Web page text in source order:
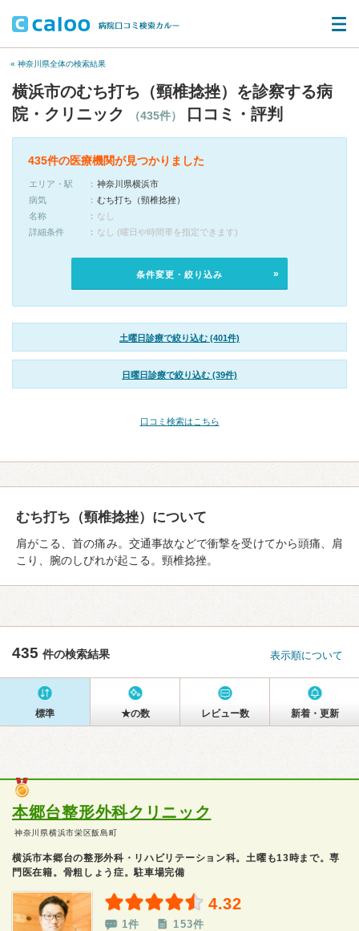
« 神奈川県全体の検索結果
横浜市のむち打ち（頸椎捻挫）を診察する病
院・クリニック
（435件） 口コミ・評判
435件の医療機関が見つかりました
エリア・駅
神奈川県横浜市
病気
むち打ち（頸椎捻挫）
名称
なし
詳細条件
なし (曜日や時間帯を指定できます)
条件変更・絞り込み
土曜日診療で絞り込む (401件)
日曜日診療で絞り込む (39件)
口コミ検索はこちら
むち打ち（頸椎捻挫）について
肩がこる、首の痛み。交通事故などで衝撃を受けてから頭痛、肩
こり、腕のしびれが起こる。頸椎捻挫。
435 件の検索結果 表示順について
標準 ★の数 レビュー数 新着・更新
本郷台整形外科クリニック
神奈川県横浜市栄区飯島町
横浜市本郷台の整形外科・リハビリテーション科。土曜も13時まで。専
門医在籍。骨粗しょう症。駐車場完備
4.32
1件 153件